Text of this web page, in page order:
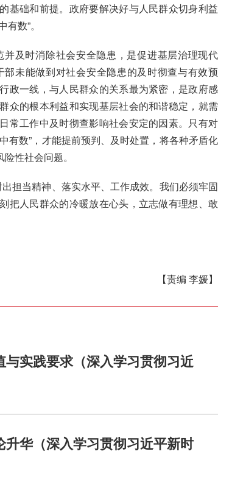
基础和前提。政府要解决好与人民群众切身利益
数”。
并及时消除社会安全隐患，是促进基层治理现代
未能做到对社会安全隐患的及时彻查与有效预
政一线，与人民群众的关系最为紧密，是政府感
众的根本利益和实现基层社会的和谐稳定，就需
常工作中及时彻查影响社会安定的因素。只有对
有数”，才能提前预判、及时处置，将各种矛盾化
性社会问题。
担当精神、落实水平、工作成效。我们必须牢固
把人民群众的冷暖放在心头，立志做有理想、敢
【责编 李媛】
实践要求（深入学习贯彻习近
华（深入学习贯彻习近平新时